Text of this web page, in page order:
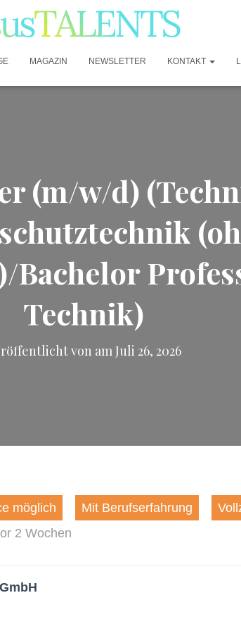
MAGAZIN NEWSLETTER KONTAKT
(m/w/d)
Bachelor
Technik)
von am Juli 26, 2026
möglich Mit Berufserfahrung
2 Wochen